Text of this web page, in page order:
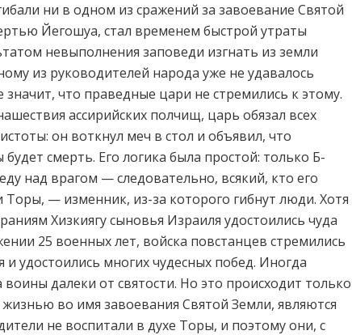
ни в одном из сражений за завоевание Святой
Йегошуа, стал временем быстрой утраты
невыполнения заповеди изгнать из земли
из руководителей народа уже не удавалось
значит, что праведные цари не стремились к этому.
ассирийских полчищ, царь обязал всех
он воткнул меч в стол и объявил, что
смерть. Его логика была простой: только Б-
над врагом — следовательно, всякий, кто его
Торы, — изменник, из-за которого гибнут люди. Хотя
Хизкиягу сыновья Израиля удостоились чуда
25 военных лет, войска повстанцев стремились
удостоились многих чудесных побед. Иногда
далеки от святости. Но это происходит только
во имя завоевания Святой Земли, являются
не воспитали в духе Торы, и поэтому они, с